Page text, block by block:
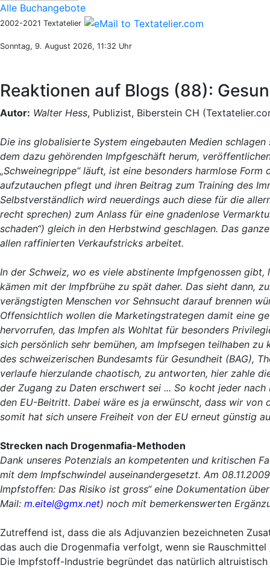
Alle Buchangebote
2002-2021 Textatelier
Sonntag, 9. August 2026, 11:32 Uhr
Reaktionen auf Blogs (88):
Autor: Walter Hess, Publizist, Biberstein CH
Die ins globalisierte System eingebauten Medien
dem dazu gehörenden Impfgeschäft herum,
„Schweinegrippe“ läuft, ist eine besonders harmlose
aufzutauchen pflegt und ihren Beitrag zum Training des
Selbstverständlich wird neuerdings auch diese für die
recht sprechen) zum Anlass für eine gnadenlose
schaden“) gleich in den Herbstwind geschlagen. Das
allen raffinierten Verkaufstricks arbeitet.
In der Schweiz, wo es viele abstinente Impfgenossen
kämen mit der Impfbrühe zu spät daher. Das sieht dann,
verängstigten Menschen vor Sehnsucht darauf brennen
Offensichtlich wollen die Marketingstrategen damit eine
hervorrufen, das Impfen als Wohltat für besonders
sich persönlich sehr bemühen, am Impfsegen teilhaben
des schweizerischen Bundesamts für Gesundheit (BAG),
verlaufe hierzulande chaotisch, zu antworten, hier zahle
der Zugang zu Daten erschwert sei ... So kocht jeder
den EU-Beitritt. Dabei wäre es ja erwünscht, dass wir
somit hat sich unsere Freiheit von der EU erneut günstig
Strecken nach Drogenmafia-Methoden
Dank unseres Potenzials an kompetenten und kritischen
mit dem Impfschwindel auseinandergesetzt. Am
Impfstoffen: Das Risiko ist gross“ eine Dokumentation
Mail: m.eitel@gmx.net) noch mit bemerkenswerten
Zutreffend ist, dass die als Adjuvanzien bezeichneten
das auch die Drogenmafia verfolgt, wenn sie
Die Impfstoff-Industrie begründet das natürlich